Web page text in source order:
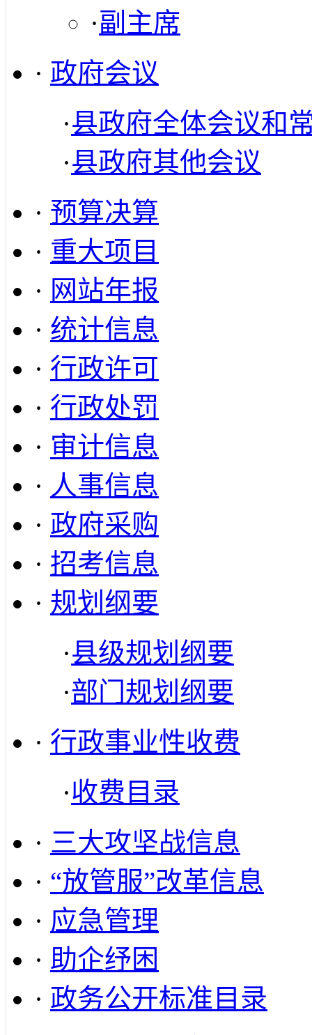
·副主席
· 政府会议
·县政府全体会议和
·县政府其他会议
· 预算决算
· 重大项目
· 网站年报
· 统计信息
· 行政许可
· 行政处罚
· 审计信息
· 人事信息
· 政府采购
· 招考信息
· 规划纲要
·县级规划纲要
·部门规划纲要
· 行政事业性收费
·收费目录
· 三大攻坚战信息
· “放管服”改革信息
· 应急管理
· 助企纾困
· 政务公开标准目录